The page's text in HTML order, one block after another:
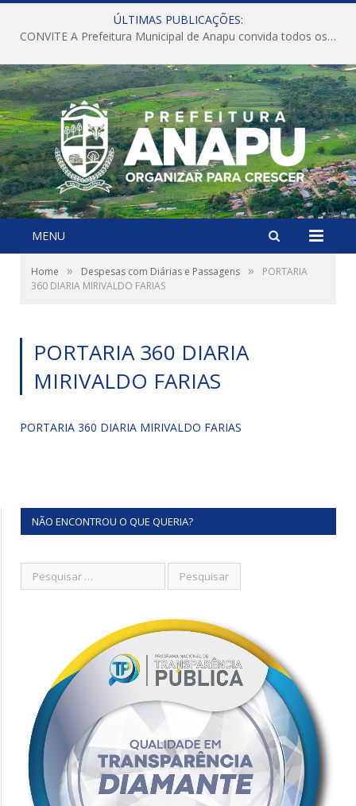
ÚLTIMAS PUBLICAÇÕES:
CONVITE A Prefeitura Municipal de Anapu convida todos os servidores públicos municipais para participarem da Audiência Pública de discussão da Lei de Diretrizes Orçamentárias (LDO), importante instrumento de planejamento das ações e investimentos da Administração Pública para o próximo exercício financeiro.
MENU
Home » Despesas com Diárias e Passagens »
PORTARIA
360 DIARIA MIRIVALDO FARIAS
PORTARIA 360 DIARIA
MIRIVALDO FARIAS
PORTARIA 360 DIARIA MIRIVALDO FARIAS
NÃO ENCONTROU O QUE QUERIA?